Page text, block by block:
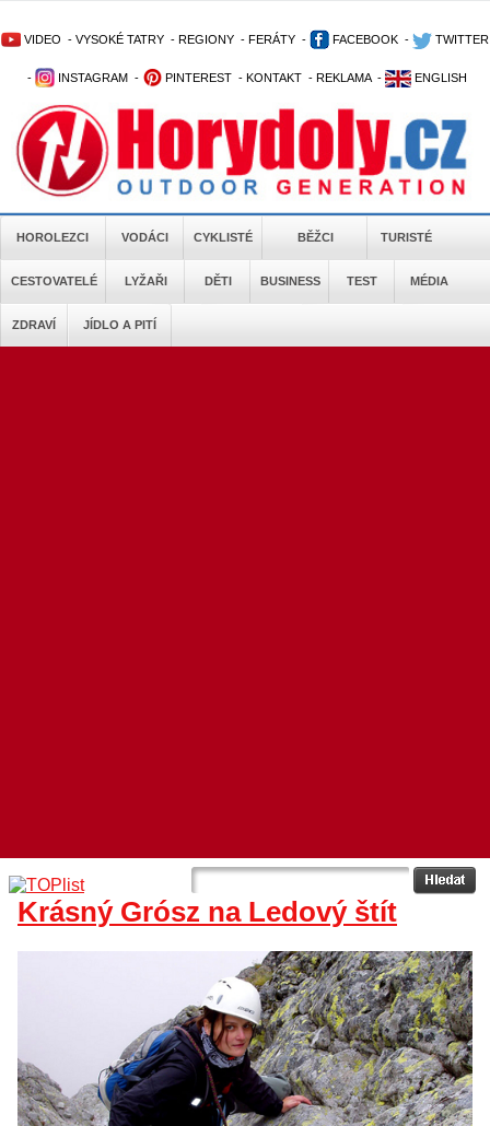
VIDEO - VYSOKÉ TATRY - REGIONY - FERÁTY - FACEBOOK - TWITTER
- INSTAGRAM - PINTEREST - KONTAKT - REKLAMA - ENGLISH
HOROLEZCI VODÁCI CYKLISTÉ BĚŽCI TURISTÉ
CESTOVATELÉ LYŽAŘI DĚTI BUSINESS TEST MÉDIA
ZDRAVÍ JÍDLO A PITÍ
Krásný Grósz na Ledový štít